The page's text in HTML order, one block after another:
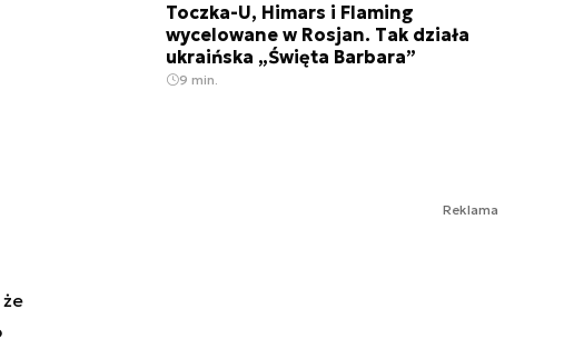
Toczka-U, Himars i Flaming
wycelowane w Rosjan. Tak działa
ukraińska „Święta Barbara”
9 min.
Reklama